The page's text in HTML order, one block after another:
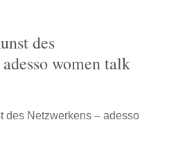
des
women talk